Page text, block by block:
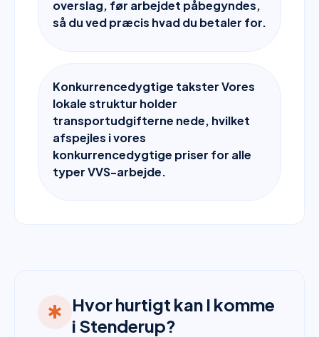
overslag, før arbejdet påbegyndes,
så du ved præcis hvad du betaler for.
Konkurrencedygtige takster Vores
lokale struktur holder
transportudgifterne nede, hvilket
afspejles i vores
konkurrencedygtige priser for alle
typer VVS-arbejde.
emergency
Hvor hurtigt kan I komme
i Stenderup?